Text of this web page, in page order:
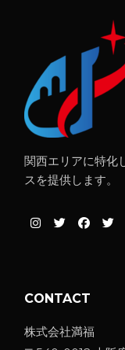
関西エリアに特化
スを提供します。
CONTACT
株式会社満福